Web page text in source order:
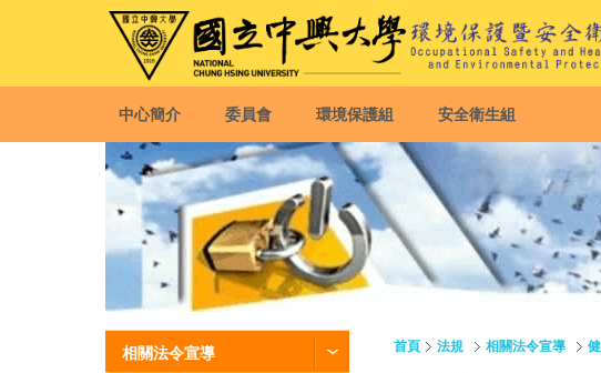
中心簡介 委員會 環境保護組 安全衛生組
相關法令宣導 首頁 法規 相關法令宣導